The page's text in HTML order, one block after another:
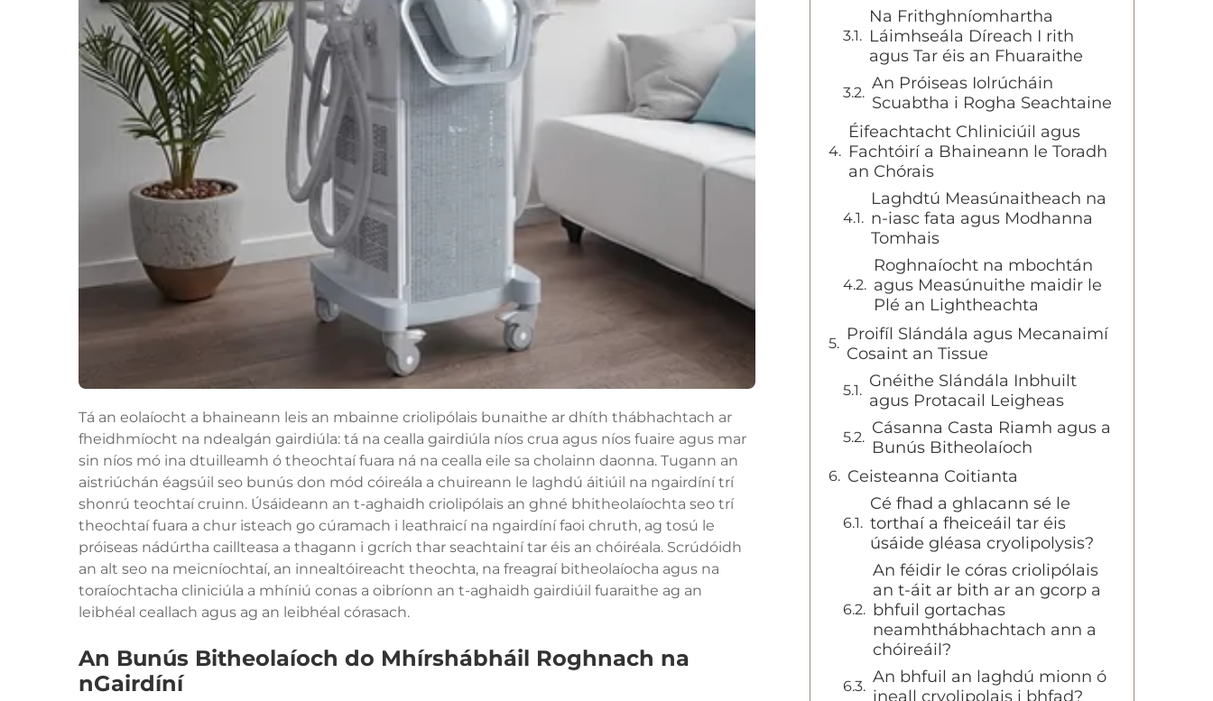
Tá an eolaíocht a bhaineann leis an mbainne criolipólais bunaithe ar dhíth thábhachtach ar
fheidhmíocht na ndealgán gairdiúla: tá na cealla gairdiúla níos crua agus níos fuaire agus mar
sin níos mó ina dtuilleamh ó theochtaí fuara ná na cealla eile sa cholainn daonna. Tugann an
aistriúchán éagsúil seo bunús don mód cóireála a chuireann le laghdú áitiúil na ngairdíní trí
shonrú teochtaí cruinn. Úsáideann an t-aghaidh criolipólais an ghné bhitheolaíochta seo trí
theochtaí fuara a chur isteach go cúramach i leathraicí na ngairdíní faoi chruth, ag tosú le
próiseas nádúrtha caillteasa a thagann i gcrích thar seachtainí tar éis an chóiréala. Scrúdóidh
an alt seo na meicníochtaí, an innealtóireacht theochta, na freagraí bitheolaíocha agus na
toraíochtacha cliniciúla a mhíniú conas a oibríonn an t-aghaidh gairdiúil fuaraithe ag an
leibhéal ceallach agus ag an leibhéal córasach.
An Bunús Bitheolaíoch do Mhírshábháil Roghnach na
nGairdíní
Na Frithghníomhartha
Láimhseála Díreach I rith
agus Tar éis an Fhuaraithe
An Próiseas Iolrúcháin
Scuabtha i Rogha Seachtaine
Éifeachtacht Chliniciúil agus
Fachtóirí a Bhaineann le Toradh
an Chórais
Laghdtú Measúnaitheach na
n-iasc fata agus Modhanna
Tomhais
Roghnaíocht na mbochtán
agus Measúnuithe maidir le
Plé an Lightheachta
Proifíl Slándála agus Mecanaimí
Cosaint an Tissue
Gnéithe Slándála Inbhuilt
agus Protacail Leigheas
Cásanna Casta Riamh agus a
Bunús Bitheolaíoch
Ceisteanna Coitianta
Cé fhad a ghlacann sé le
torthaí a fheiceáil tar éis
úsáide gléasa cryolipolysis?
An féidir le córas criolipólais
an t-áit ar bith ar an gcorp a
bhfuil gortachas
neamhthábhachtach ann a
chóireáil?
An bhfuil an laghdú mionn ó
ineall cryolipolais i bhfad?